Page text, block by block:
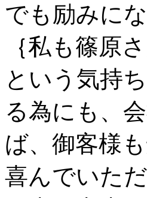
でも励みに
｛私も篠原
という気持
る為にも、
ば、御客様
喜んでいた